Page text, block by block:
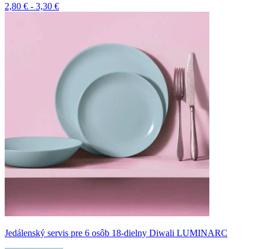
2,80 € - 3,30 €
Jedálenský servis pre 6 osôb 18-dielny Diwali LUMINARC